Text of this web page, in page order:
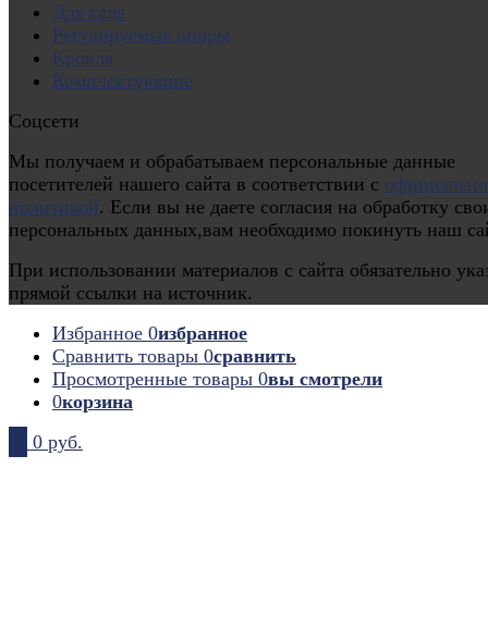
Для сада
Регулируемые опоры
Кровля
Комплектующие
Соцсети
Мы получаем и обрабатываем персональные данные
посетителей нашего сайта в соответствии с
политикой. Если вы не даете согласия на обработку
персональных данных,вам необходимо покинуть наш
При использовании материалов с сайта обязательно
прямой ссылки на источник.
Избранное 0избранное
Сравнить товары 0сравнить
Просмотренные товары 0вы смотрели
0корзина
0 руб.